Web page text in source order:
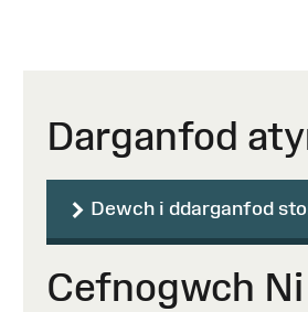
Darganfod
Dewch i ddarganfod
Cefnogwch Ni